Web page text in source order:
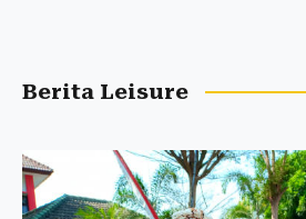
Berita Leisure